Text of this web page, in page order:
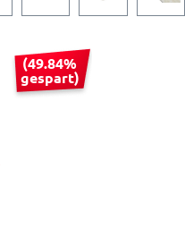
(49.84%
gespart)